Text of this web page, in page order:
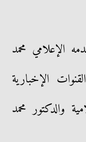
الإعلامي محمد
الإخبارية
والدكتور محمد